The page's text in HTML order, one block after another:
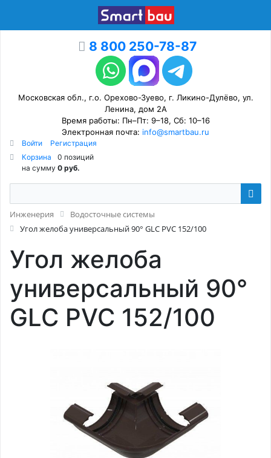
8 800 250-78-87
Московская обл., г.о. Орехово-Зуево, г. Ликино-Дулёво, ул.
Ленина, дом 2А
Время работы: Пн–Пт: 9–18, Сб: 10–16
Электронная почта: info@smartbau.ru
Войти
Регистрация
Корзина
0 позиций
на сумму 0 руб.
Инженерия
Водосточные системы
Угол желоба универсальный 90° GLC PVC 152/100
Угол желоба
универсальный 90°
GLC PVC 152/100